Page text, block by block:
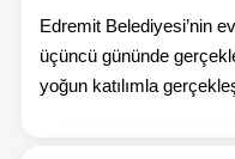
Edremit Belediyesi’nin
üçüncü gününde
yoğun katılımla